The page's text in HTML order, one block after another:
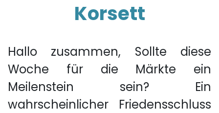
Korsett
Hallo zusammen, Sollte diese
Woche für die Märkte ein
Meilenstein sein? Ein
wahrscheinlicher Friedensschluss